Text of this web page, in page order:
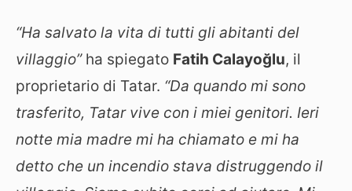
“Ha salvato la vita di tutti gli abitanti del
villaggio”ha spiegato Fatih Calayoğlu, il
proprietario di Tatar. “Da quando mi sono
trasferito, Tatar vive con i miei genitori. Ieri
notte mia madre mi ha chiamato e mi ha
detto che un incendio stava distruggendo il